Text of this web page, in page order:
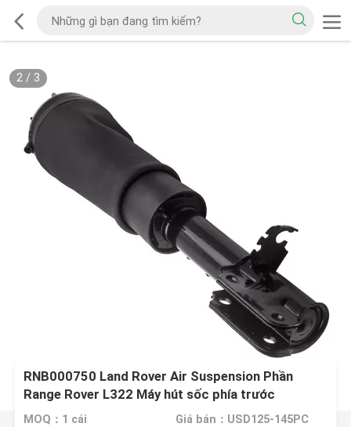
2/ 3
RNB000750 Land Rover Air Suspension Phần
Range Rover L322 Máy hút sốc phía trước
MOQ：1 cái Giá bán：USD125-145PC